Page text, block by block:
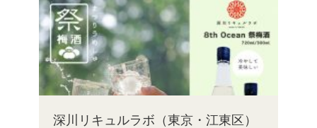
深川リキュルラボ（東京・江東区）